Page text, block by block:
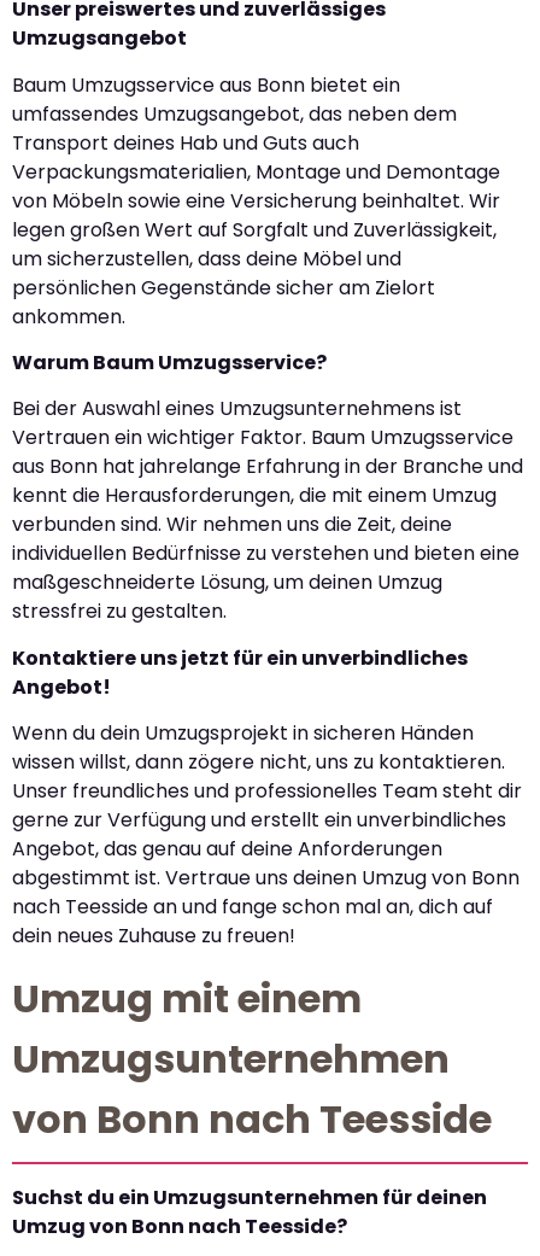
Unser preiswertes und zuverlässiges
Umzugsangebot
Baum Umzugsservice aus Bonn bietet ein
umfassendes Umzugsangebot, das neben dem
Transport deines Hab und Guts auch
Verpackungsmaterialien, Montage und Demontage
von Möbeln sowie eine Versicherung beinhaltet. Wir
legen großen Wert auf Sorgfalt und Zuverlässigkeit,
um sicherzustellen, dass deine Möbel und
persönlichen Gegenstände sicher am Zielort
ankommen.
Warum Baum Umzugsservice?
Bei der Auswahl eines Umzugsunternehmens ist
Vertrauen ein wichtiger Faktor. Baum Umzugsservice
aus Bonn hat jahrelange Erfahrung in der Branche und
kennt die Herausforderungen, die mit einem Umzug
verbunden sind. Wir nehmen uns die Zeit, deine
individuellen Bedürfnisse zu verstehen und bieten eine
maßgeschneiderte Lösung, um deinen Umzug
stressfrei zu gestalten.
Kontaktiere uns jetzt für ein unverbindliches
Angebot!
Wenn du dein Umzugsprojekt in sicheren Händen
wissen willst, dann zögere nicht, uns zu kontaktieren.
Unser freundliches und professionelles Team steht dir
gerne zur Verfügung und erstellt ein unverbindliches
Angebot, das genau auf deine Anforderungen
abgestimmt ist. Vertraue uns deinen Umzug von Bonn
nach Teesside an und fange schon mal an, dich auf
dein neues Zuhause zu freuen!
Umzug mit einem
Umzugsunternehmen
von Bonn nach Teesside
Suchst du ein Umzugsunternehmen für deinen
Umzug von Bonn nach Teesside?